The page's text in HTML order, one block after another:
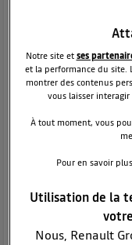
DACIA
Le
Notre site etses
et la performance du site.
montrer des contenus
vous laisser interagir
À tout moment, vous
Pour en savoir
Utilisation de la
Nous, Renault